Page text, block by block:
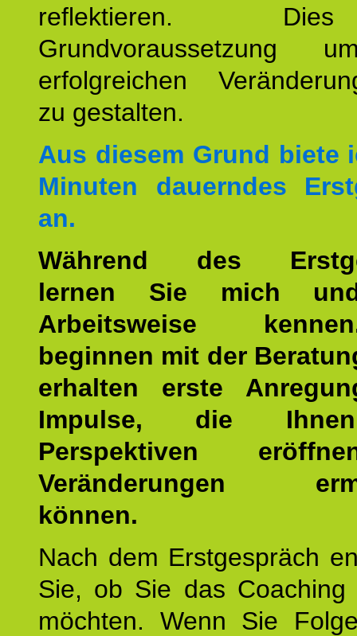
reflektieren.
Grundvoraussetzung
erfolgreichen
zu gestalten.
Aus diesem Grund biete
Minuten dauerndes
an.
Während des
lernen Sie mich
Arbeitsweise
beginnen mit der
erhalten erste
Impulse, die
Perspektiven
Veränderungen
können.
Nach dem Erstgespräch
Sie, ob Sie das Coaching
möchten. Wenn Sie